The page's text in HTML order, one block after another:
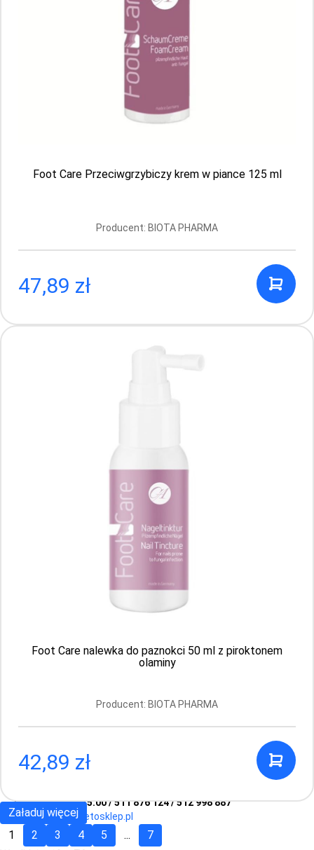
Aktualnie brak
Aktualnie brak
1
Poleć nas
Pomorska 80 / 10
91-409 Łódź
Pon - Pt 8.00 - 15.00 / 511 876 124 / 512 998 887
email:biuro@stetosklep.pl
Foot Care Przeciwgrzybiczy krem w piance 125 ml
Producent: BIOTA PHARMA
47,89 zł
Foot Care nalewka do paznokci 50 ml z piroktonem
olaminy
Producent: BIOTA PHARMA
42,89 zł
Załaduj więcej
1
2 3 4 5 ...
7